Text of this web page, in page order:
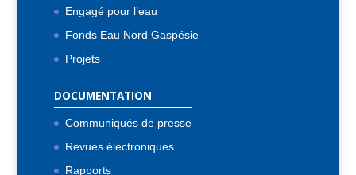
Engagé pour l’eau
Fonds Eau Nord Gaspésie
Projets
DOCUMENTATION
Communiqués de presse
Revues électroniques
Rapports